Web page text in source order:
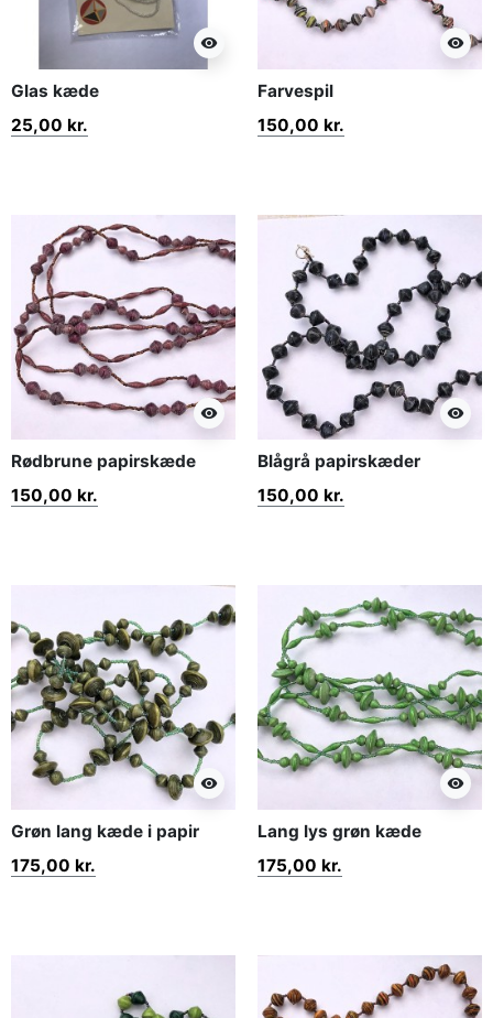
visibility
Glas kæde
25,00 kr.
visibility
Farvespil
150,00 kr.
visibility
Rødbrune papirskæde
150,00 kr.
visibility
Blågrå papirskæder
150,00 kr.
visibility
Grøn lang kæde i papir
175,00 kr.
visibility
Lang lys grøn kæde
175,00 kr.